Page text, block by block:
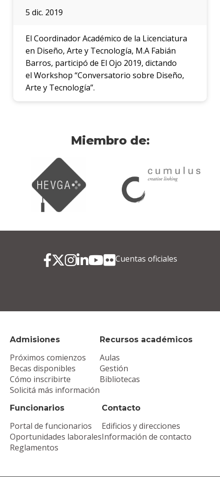
5 dic. 2019
El Coordinador Académico de la Licenciatura
en Diseño, Arte y Tecnología, M.A Fabián
Barros, participó de El Ojo 2019, dictando
el Workshop “Conversatorio sobre Diseño,
Arte y Tecnología”.
Miembro de:
Admisiones
Próximos comienzos
Becas disponibles
Cómo inscribirte
Solicitá más información
Recursos académicos
Aulas
Gestión
Bibliotecas
Funcionarios
Portal de funcionarios
Oportunidades laborales
Reglamentos
Contacto
Edificios y direcciones
Información de contacto
Cuentas oficiales